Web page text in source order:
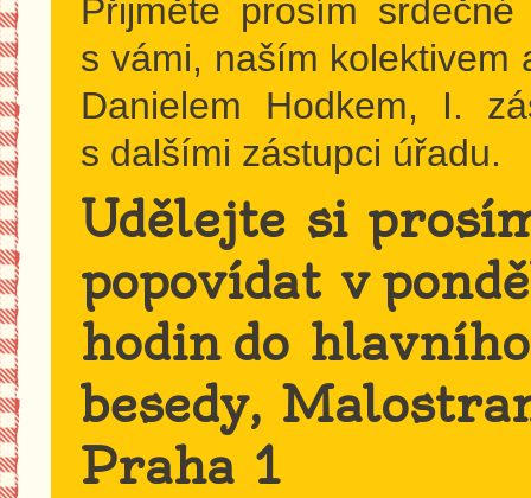
Přijměte prosím
s vámi, naším kolektivem
Danielem Hodkem, I.
s dalšími zástupci úřadu.
Udělejte si
popovídat v
hodin do
besedy,
Praha 1